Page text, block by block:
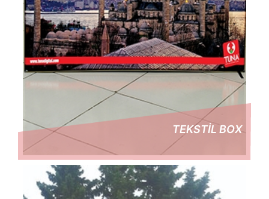
TEKSTİL BOX